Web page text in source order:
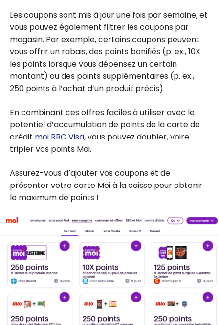
Les coupons sont mis à jour une fois par semaine, et
vous pouvez également filtrer les coupons par
magasin. Par exemple, certains coupons peuvent
vous offrir un rabais, des points bonifiés (p. ex., 10X
les points lorsque vous dépensez un certain
montant) ou des points supplémentaires (p. ex.,
250 points à l’achat d’un produit précis).
En combinant ces offres faciles à utiliser avec le
potentiel d’accumulation de points de la carte de
crédit moi RBC Visa, vous pouvez doubler, voire
tripler vos points Moi.
Assurez-vous d’ajouter vos coupons et de
présenter votre carte Moi à la caisse pour obtenir
le maximum de points !